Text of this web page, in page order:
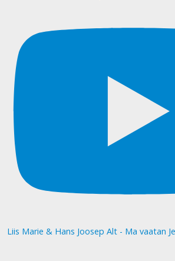
Liis Marie & Hans Joosep Alt - Ma vaatan